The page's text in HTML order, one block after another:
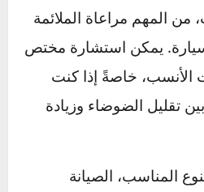
يعتمد بشكل كبير على
الشخصية في القيادة. إذا
ومريحة، فإن كاتم
الأفضل. يتميز هذا
الضوضاء بشكل فعال ويعد
أو لمن يرغب في تجربة